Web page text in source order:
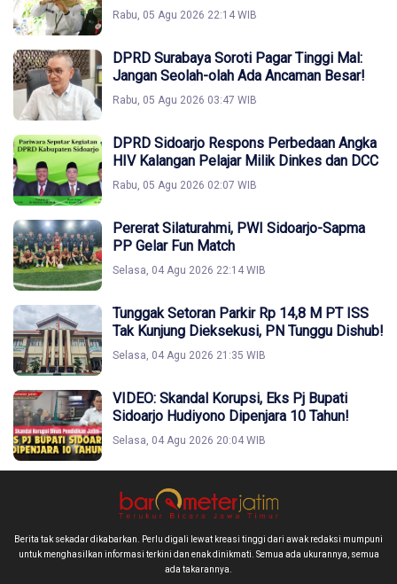
Rabu, 05 Agu 2026 22:14 WIB
DPRD Surabaya Soroti Pagar Tinggi Mal:
Jangan Seolah-olah Ada Ancaman Besar!
Rabu, 05 Agu 2026 03:47 WIB
DPRD Sidoarjo Respons Perbedaan Angka
HIV Kalangan Pelajar Milik Dinkes dan DCC
Rabu, 05 Agu 2026 02:07 WIB
Pererat Silaturahmi, PWI Sidoarjo-Sapma
PP Gelar Fun Match
Selasa, 04 Agu 2026 22:14 WIB
Tunggak Setoran Parkir Rp 14,8 M PT ISS
Tak Kunjung Dieksekusi, PN Tunggu Dishub!
Selasa, 04 Agu 2026 21:35 WIB
VIDEO: Skandal Korupsi, Eks Pj Bupati
Sidoarjo Hudiyono Dipenjara 10 Tahun!
Selasa, 04 Agu 2026 20:04 WIB
Berita tak sekadar dikabarkan. Perlu digali lewat kreasi tinggi dari awak redaksi mumpuni
untuk menghasilkan informasi terkini dan enak dinikmati. Semua ada ukurannya, semua
ada takarannya.